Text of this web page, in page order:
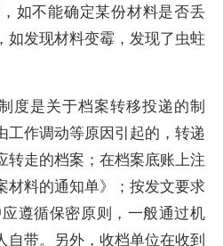
如不能确定某份材料是否丢
如发现材料变霉，发现了虫蛀
度是关于档案转移投递的制
工作调动等原因引起的，转递
转走的档案；在档案底账上注
材料的通知单》；按发文要求
遵循保密原则，一般通过机
自带。另外，收档单位在收到